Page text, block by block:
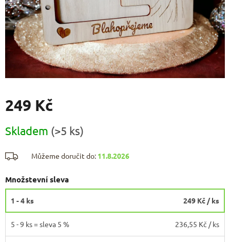
249 Kč
cena:
Skladem (>5 ks)
Můžeme doručit do: 11.8.2026
Množstevní sleva
1 - 4 ks 249 Kč / ks
5 - 9 ks = sleva 5 % 236,55 Kč / ks